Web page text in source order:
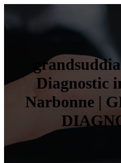
Diagnostic
Narbonne |